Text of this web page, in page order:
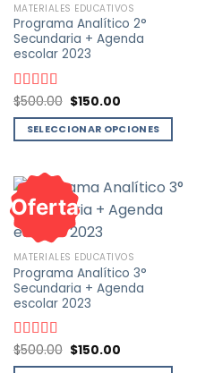
MATERIALES EDUCATIVOS
Programa Analítico 2°
Secundaria + Agenda
escolar 2023
Valorado
con5.00de
$500.00 El
precio
original
era:
$500.00.
$150.00El
actual
es:
$150.00.
SELECCIONAR OPCIONES
producto
tiene
múltiples
variantes.
Las
opciones
se
pueden
elegir
en
la
Oferta
MATERIALES EDUCATIVOS
Programa Analítico 3°
Secundaria + Agenda
escolar 2023
Valorado
con5.00de
$500.00 El
precio
$150.00El